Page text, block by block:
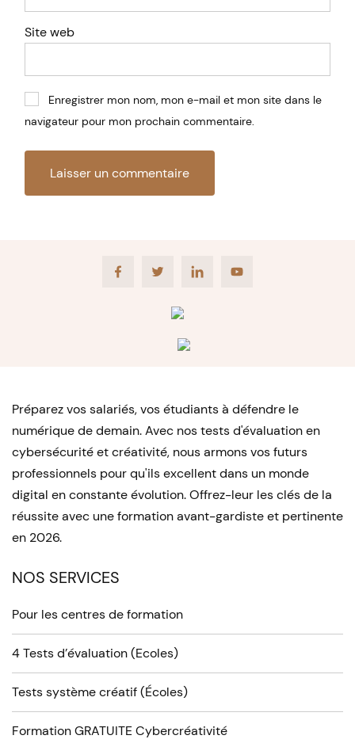
Site web
Enregistrer mon nom, mon e-mail et mon site dans le
navigateur pour mon prochain commentaire.
FacebookTwitter LinkedIn Youtube
Préparez vos salariés, vos étudiants à défendre le
numérique de demain. Avec nos tests d'évaluation en
cybersécurité et créativité, nous armons vos futurs
professionnels pour qu'ils excellent dans un monde
digital en constante évolution. Offrez-leur les clés de la
réussite avec une formation avant-gardiste et pertinente
en 2026.
NOS SERVICES
Pour les centres de formation
4 Tests d’évaluation (Ecoles)
Tests système créatif (Écoles)
Formation GRATUITE Cybercréativité